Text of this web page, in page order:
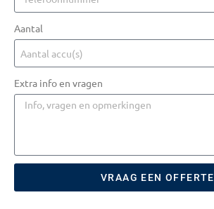
Aantal
Extra info en vragen
VRAAG EEN OFFERTE